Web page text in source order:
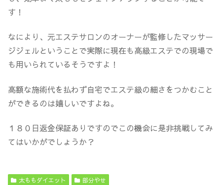
す！
なにより、元エステサロンのオーナーが監修したマッサー
ジジェルということで実際に現在も高級エステでの現場で
も用いられているそうですよ！
高額な施術代を払わず自宅でエステ級の細さをつかむこと
ができるのは嬉しいですよね。
１８０日返金保証ありですのでこの機会に是非挑戦してみ
てはいかがでしょうか？
太ももダイエット 部分やせ